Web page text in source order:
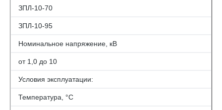
ЗПЛ-10-70
ЗПЛ-10-95
Номинальное напряжение, кВ
от 1,0 до 10
Условия эксплуатации:
Температура, °С